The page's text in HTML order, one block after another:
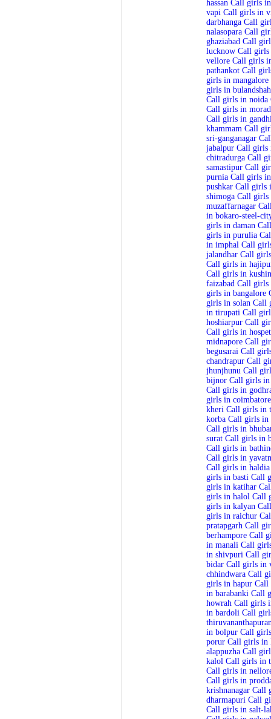
hassan Call girls
vapi Call girls in
darbhanga Call
nalasopara Call
ghaziabad Call
lucknow Call
vellore Call girls
pathankot Call
girls in mangalore
girls in
Call girls in noida
Call girls in
Call girls in
khammam Call
sri-ganganagar
jabalpur Call girls
chitradurga Call
samastipur Call
purnia Call girls
pushkar Call girls
shimoga Call girls
muzaffarnagar
in bokaro-steel-
girls in daman
girls in purulia
in imphal Call
jalandhar Call
Call girls in
Call girls in
faizabad Call girls
girls in bangalore
girls in solan Call
in tirupati Call
hoshiarpur Call
Call girls in hospet
midnapore Call
begusarai Call
chandrapur Call
jhunjhunu Call
bijnor Call girls in
Call girls in
girls in coimbatore
kheri Call girls in
korba Call girls in
Call girls in
surat Call girls in
Call girls in
Call girls in
Call girls in haldia
girls in basti Call
girls in katihar
girls in halol Call
girls in kalyan
girls in raichur
pratapgarh Call
berhampore Call
in manali Call
in shivpuri Call
bidar Call girls in
chhindwara Call
girls in hapur Call
in barabanki Call
howrah Call girls
in bardoli Call
in bolpur Call
porur Call girls in
alappuzha Call
kalol Call girls in
Call girls in
Call girls in
krishnanagar Call
dharmapuri Call
Call girls in salt-